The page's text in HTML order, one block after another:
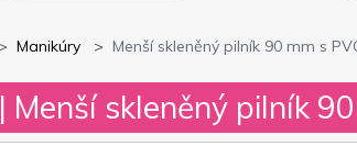
Manikúry Menší skleněný pilník 90 mm s
| Menší skleněný pilník